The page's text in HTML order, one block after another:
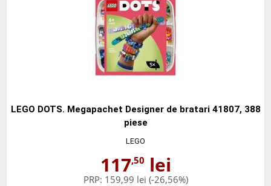
LEGO DOTS. Megapachet Designer de bratari 41807, 388
piese
LEGO
117,50 lei
PRP: 159,99 lei (-26,56%)